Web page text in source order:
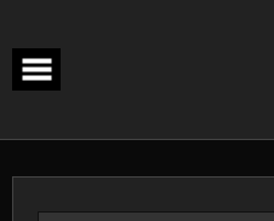
content